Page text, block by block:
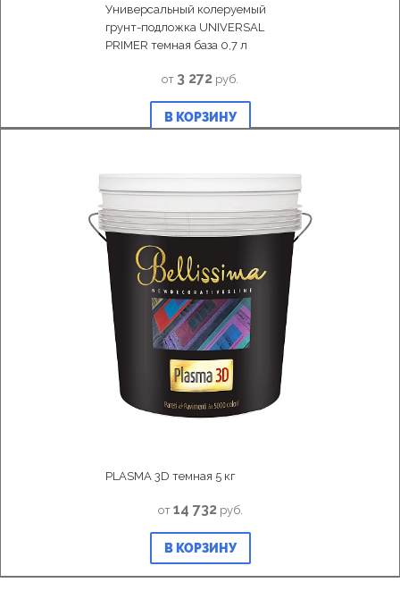
Универсальный колеруемый
грунт-подложка UNIVERSAL
PRIMER темная база 0,7 л
от 3 272 руб.
В КОРЗИНУ
PLASMA 3D темная 5 кг
от 14 732руб.
В КОРЗИНУ